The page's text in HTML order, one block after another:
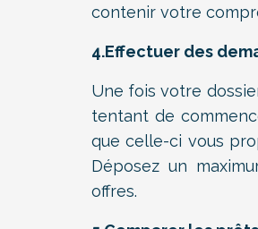
contenir votre
4.Effectuer des
Une fois votre
tentant de
que celle-ci vous
Déposez un
offres.